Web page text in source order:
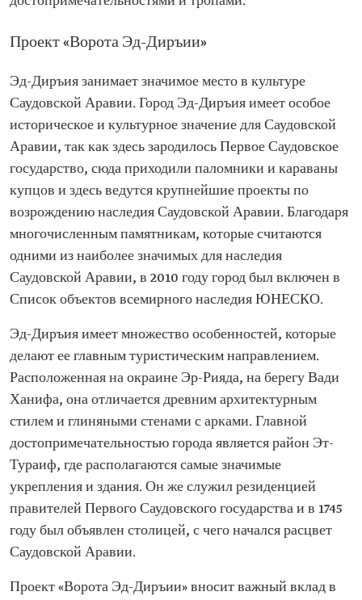
Проект «Ворота Эд-Диръии»
Эд-Диръия занимает значимое место в культуре
Саудовской Аравии. Город Эд-Диръия имеет особое
историческое и культурное значение для Саудовской
Аравии, так как здесь зародилось Первое Саудовское
государство, сюда приходили паломники и караваны
купцов и здесь ведутся крупнейшие проекты по
возрождению наследия Саудовской Аравии. Благодаря
многочисленным памятникам, которые считаются
одними из наиболее значимых для наследия
Саудовской Аравии, в 2010 году город был включен в
Список объектов всемирного наследия ЮНЕСКО.
Эд-Диръия имеет множество особенностей, которые
делают ее главным туристическим направлением.
Расположенная на окраине Эр-Рияда, на берегу Вади
Ханифа, она отличается древним архитектурным
стилем и глиняными стенами с арками. Главной
достопримечательностью города является район Эт-
Тураиф, где располагаются самые значимые
укрепления и здания. Он же служил резиденцией
правителей Первого Саудовского государства и в 1745
году был объявлен столицей, с чего начался расцвет
Саудовской Аравии.
Проект «Ворота Эд-Диръии» вносит важный вклад в